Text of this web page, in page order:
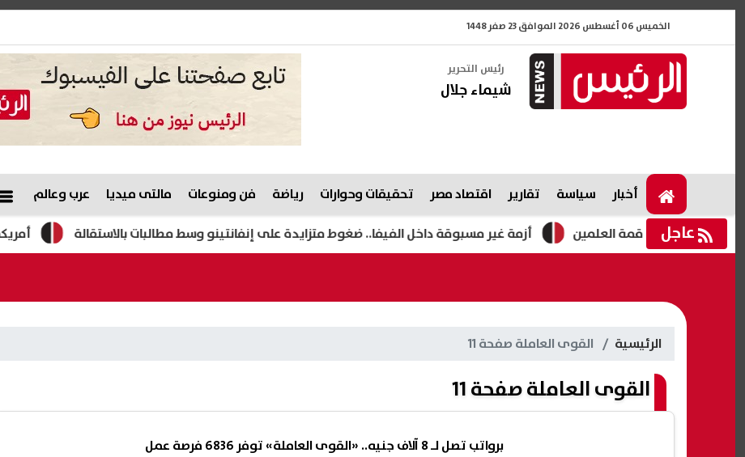
الخميس 06 أغسطس 2026 الموافق 23 صفر 1448
رئيس التحرير
شيماء جلال
أخبار سياسة تقارير اقتصاد مصر تحقيقات وحوارات رياضة فن ومنوعات مالتى ميديا عرب وعالم
عاجل أمريكي من أزمة غير مسبوقة داخل الفيفا.. ضغوط متزايدة على إنفانتينو وسط مطالبات بالاستقالة في قمة العلمين
الرئيسية القوى العاملة صفحة 11
القوى العاملة صفحة 11
برواتب تصل لـ 8 آلاف جنيه.. «القوى العاملة» توفر 6836 فرصة عمل